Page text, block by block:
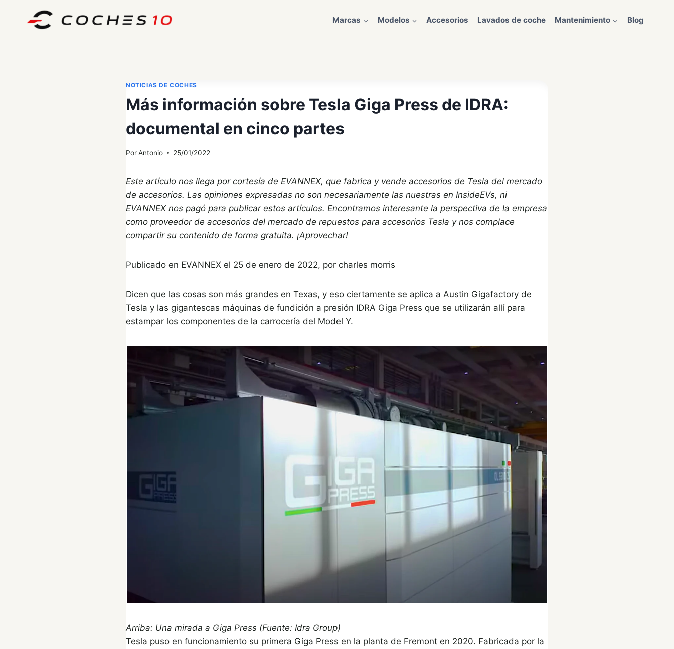
Marcas Modelos Accesorios Lavados de coche Mantenimiento Blog
NOTICIAS DE COCHES
Más información sobre Tesla Giga Press de IDRA:
documental en cinco partes
PorAntonio 25/01/2022
Este artículo nos llega por cortesía de EVANNEX, que fabrica y vende accesorios de Tesla del mercado
de accesorios. Las opiniones expresadas no son necesariamente las nuestras en InsideEVs, ni
EVANNEX nos pagó para publicar estos artículos. Encontramos interesante la perspectiva de la empresa
como proveedor de accesorios del mercado de repuestos para accesorios Tesla y nos complace
compartir su contenido de forma gratuita. ¡Aprovechar!
Publicado en EVANNEX el 25 de enero de 2022, por charles morris
Dicen que las cosas son más grandes en Texas, y eso ciertamente se aplica a Austin Gigafactory de
Tesla y las gigantescas máquinas de fundición a presión IDRA Giga Press que se utilizarán allí para
estampar los componentes de la carrocería del Model Y.
Arriba: Una mirada a Giga Press (Fuente: Idra Group)
Tesla puso en funcionamiento su primera Giga Press en la planta de Fremont en 2020. Fabricada por la